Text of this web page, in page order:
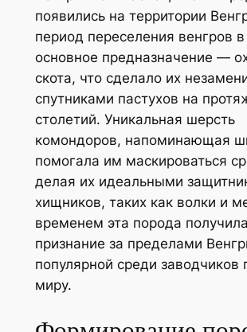
появились на территории
период переселения венгров
основное предназначение —
скота, что сделало их
спутниками пастухов на
столетий. Уникальная шерсть
комондоров, напоминающая
помогала им маскироваться
делая их идеальными
хищников, таких как волки и
временем эта порода получила
признание за пределами
популярной среди заводчиков
миру.